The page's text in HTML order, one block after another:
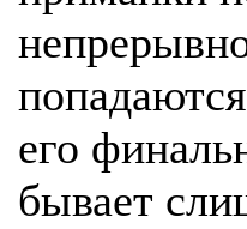
его
бывает